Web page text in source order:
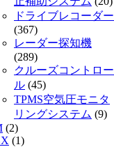
ドライブレコーダー
(367)
レーダー探知機
(289)
クルーズコントロー
ル (45)
TPMS空気圧モニタ
リングシステム (9)
(2)
(1)